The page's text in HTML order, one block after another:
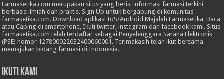
Farmasetika.com merupakan situs yang berisi informasi farmasi terkini
berbasis ilmiah dan praktis. Sign Up untuk bergabung di komunitas
farmasetika.com. Download aplikasi IoS/Android Majalah Farmasetika, Baca
atau Caping di smartphone, Ikuti twitter, instagram dan facebook kami. Situs
farmasetika.com telah terdaftar sebagai Penyelenggara Sarana Elektronik
(PSE) nomor 127800022032400060001. Terimakasih telah ikut bersama
memajukan bidang farmasi di Indonesia.
Ikuti Kami